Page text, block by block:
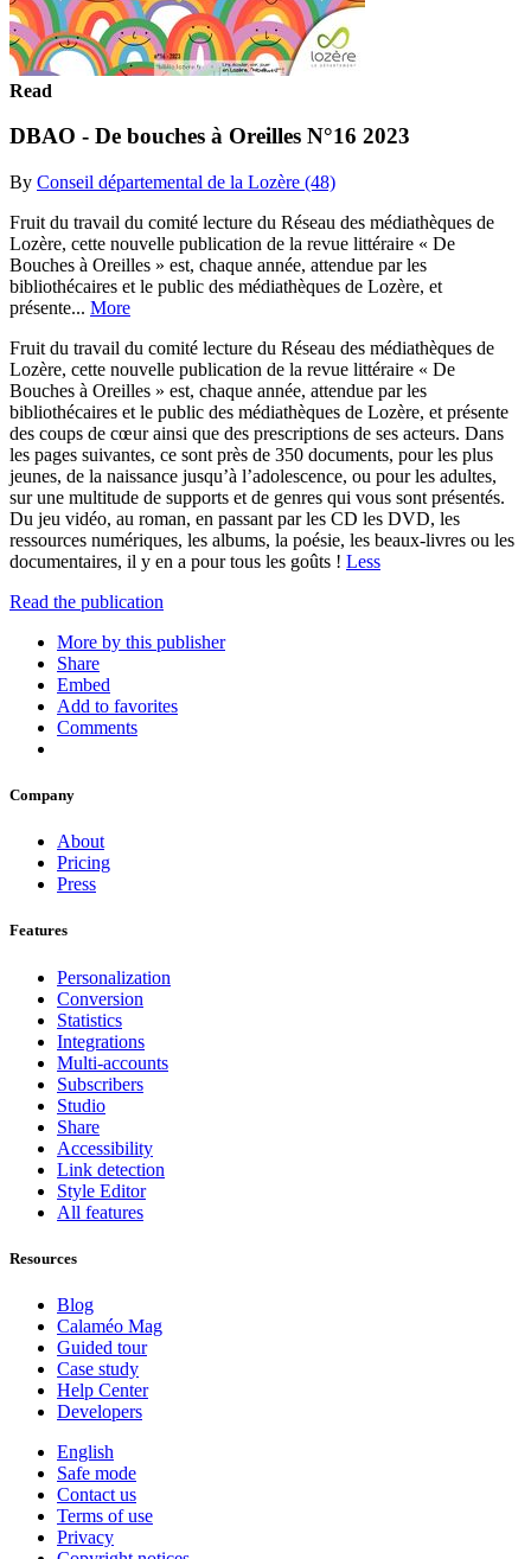
Read
DBAO - De bouches à Oreilles N°16 2023
By Conseil départemental de la Lozère (48)
Fruit du travail du comité lecture du Réseau des médiathèques de
Lozère, cette nouvelle publication de la revue littéraire « De
Bouches à Oreilles » est, chaque année, attendue par les
bibliothécaires et le public des médiathèques de Lozère, et
présente... More
Fruit du travail du comité lecture du Réseau des médiathèques de
Lozère, cette nouvelle publication de la revue littéraire « De
Bouches à Oreilles » est, chaque année, attendue par les
bibliothécaires et le public des médiathèques de Lozère, et présente
des coups de cœur ainsi que des prescriptions de ses acteurs. Dans
les pages suivantes, ce sont près de 350 documents, pour les plus
jeunes, de la naissance jusqu’à l’adolescence, ou pour les adultes,
sur une multitude de supports et de genres qui vous sont présentés.
Du jeu vidéo, au roman, en passant par les CD les DVD, les
ressources numériques, les albums, la poésie, les beaux-livres ou les
documentaires, il y en a pour tous les goûts ! Less
Read the publication
More by this publisher
Share
Embed
Add to favorites
Comments
Company
About
Pricing
Press
Features
Personalization
Conversion
Statistics
Integrations
Multi-accounts
Subscribers
Studio
Share
Accessibility
Link detection
Style Editor
All features
Resources
Blog
Calaméo Mag
Guided tour
Case study
Help Center
Developers
English
Safe mode
Contact us
Terms of use
Privacy